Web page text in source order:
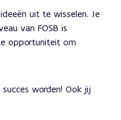
uit te wisselen. Je
van FOSB is
opportuniteit om
worden! Ook jij